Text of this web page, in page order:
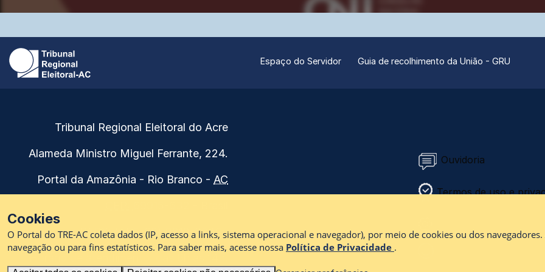
Espaço do Servidor Guia de recolhimento da União - GRU
do
Tribunal
Regional
do
Acre
Endereço
telefones
tribunal.
Tribunal Regional Eleitoral do Acre
Alameda Ministro Miguel Ferrante, 224.
Portal da Amazônia - Rio Branco - AC
PABX: (+55-68) 3212-6249
Ouvidoria
Termos de uso e
Cookies
O Portal do TRE-AC coleta dados (IP, acesso a links, sistema operacional e navegador), por meio de cookies ou dos
navegação ou para fins estatísticos. Para saber mais, acesse nossa Política de Privacidade .